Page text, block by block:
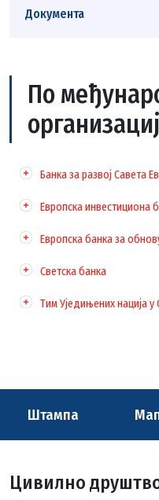
Документа
По
Банка за развој Савета
Европска инвестициона
Европска банка за
Светска банка
Тим Уједињених нација у
Штампа
Цивилно